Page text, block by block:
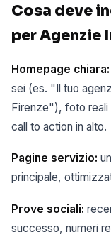
Cosa deve
per Agenzie
Homepage chiara:
sei (es. "Il tuo
Firenze"), foto
call to action in alto.
Pagine servizio:
principale,
Prove sociali:
successo, numeri